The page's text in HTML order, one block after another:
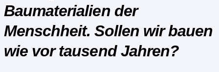
Baumaterialien der
Menschheit. Sollen wir bauen
wie vor tausend Jahren?